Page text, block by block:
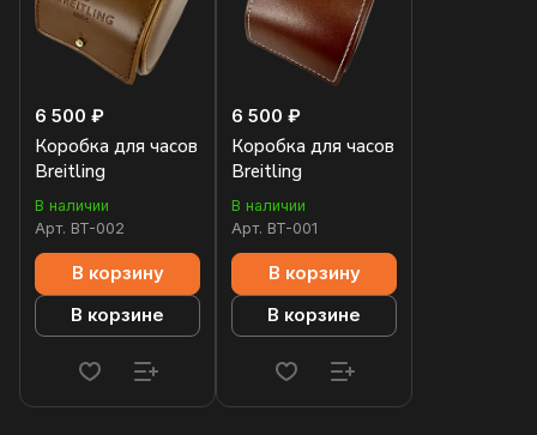
6 500 ₽
Коробка для часов
Breitling
В наличии
Арт. BT-002
В корзину
В корзине
6 500 ₽
Коробка для часов
Breitling
В наличии
Арт. BT-001
В корзину
В корзине